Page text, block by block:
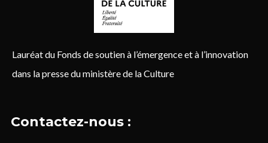
Lauréat du Fonds de soutien à l’émergence et à l’innovation
dans la presse du ministère de la Culture
Contactez-nous :